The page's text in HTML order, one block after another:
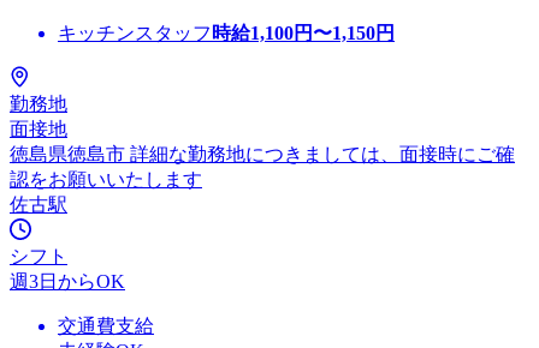
キッチンスタッフ 時給1,100円〜1,150円
勤務地
面接地
徳島県徳島市 詳細な勤務地につきましては、面接時にご確
認をお願いいたします
佐古駅
シフト
週3日からOK
交通費支給